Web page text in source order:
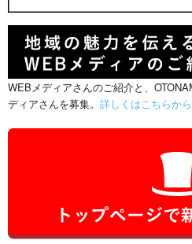
WEBメディアさんのご紹介と、
ディアさんを募集。 詳しくはこちらから